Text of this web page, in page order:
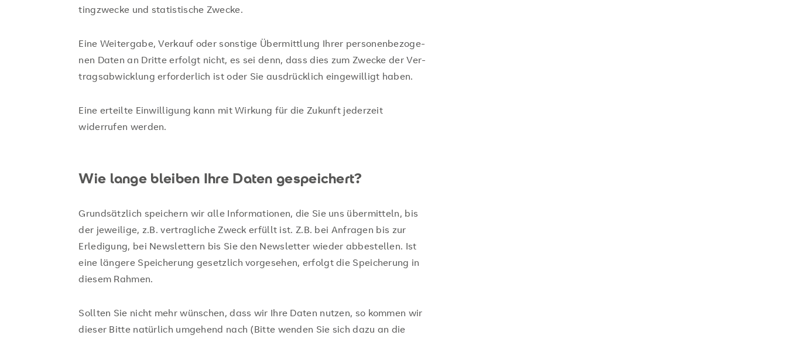
ting­zwe­cke und statistische Zwecke.
Eine Wei­ter­ga­be, Ver­kauf oder sons­ti­ge Über­mitt­lung Ihrer per­so­nen­be­zo­ge­
nen Daten an Drit­te er­folgt nicht, es sei denn, dass dies zum Zwe­cke der Ver­
trags­ab­wick­lung er­for­der­lich ist oder Sie aus­drück­lich ein­ge­wil­ligt haben.
Eine erteilte Einwilligung kann mit Wirkung für die Zukunft jederzeit
widerrufen werden.
Wie lange bleiben Ihre Daten gespeichert?
Grundsätzlich speichern wir alle Informationen, die Sie uns übermitteln, bis
der jeweilige, z.B. vertragliche Zweck erfüllt ist. Z.B. bei Anfragen bis zur
Erledigung, bei Newslettern bis Sie den Newsletter wieder abbestellen. Ist
eine längere Speicherung gesetzlich vorgesehen, erfolgt die Speicherung in
diesem Rahmen.
Sollten Sie nicht mehr wünschen, dass wir Ihre Daten nutzen, so kommen wir
dieser Bitte natürlich umgehend nach (Bitte wenden Sie sich dazu an die